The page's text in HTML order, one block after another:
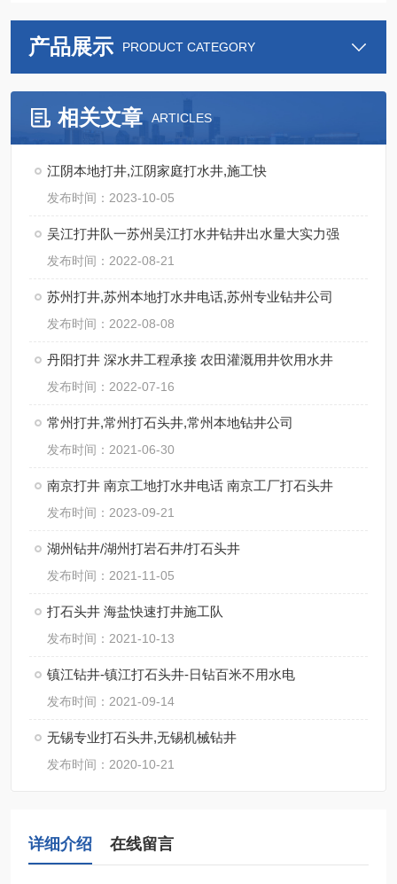
产品展示 PRODUCT CATEGORY
相关文章 ARTICLES
江阴本地打井,江阴家庭打水井,施工快
发布时间：2023-10-05
吴江打井队一苏州吴江打水井钻井出水量大实力强
发布时间：2022-08-21
苏州打井,苏州本地打水井电话,苏州专业钻井公司
发布时间：2022-08-08
丹阳打井 深水井工程承接 农田灌溉用井饮用水井
发布时间：2022-07-16
常州打井,常州打石头井,常州本地钻井公司
发布时间：2021-06-30
南京打井 南京工地打水井电话 南京工厂打石头井
发布时间：2023-09-21
湖州钻井/湖州打岩石井/打石头井
发布时间：2021-11-05
打石头井 海盐快速打井施工队
发布时间：2021-10-13
镇江钻井-镇江打石头井-日钻百米不用水电
发布时间：2021-09-14
无锡专业打石头井,无锡机械钻井
发布时间：2020-10-21
详细介绍 在线留言